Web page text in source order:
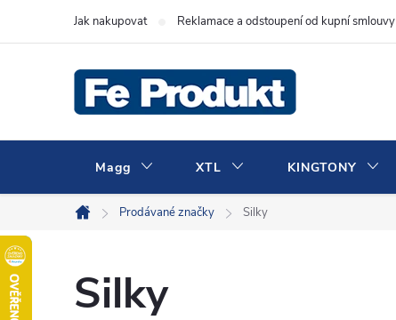
Jak nakupovat Reklamace a odstoupení od kupní smlouvy
Magg XTL KINGTONY
Domů
Prodávané značky Silky
Silky